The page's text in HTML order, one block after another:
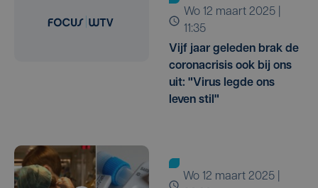
wo 12 maart 2025 |
11:35
Vijf jaar geleden brak de
coronacrisis ook bij ons
uit: "Virus legde ons
leven stil"
wo 12 maart 2025 |